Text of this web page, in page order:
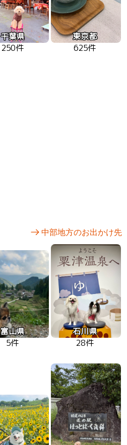
千葉県
250件
東京都
625件
中部地方のお出かけ先
富山県
5件
石川県
28件